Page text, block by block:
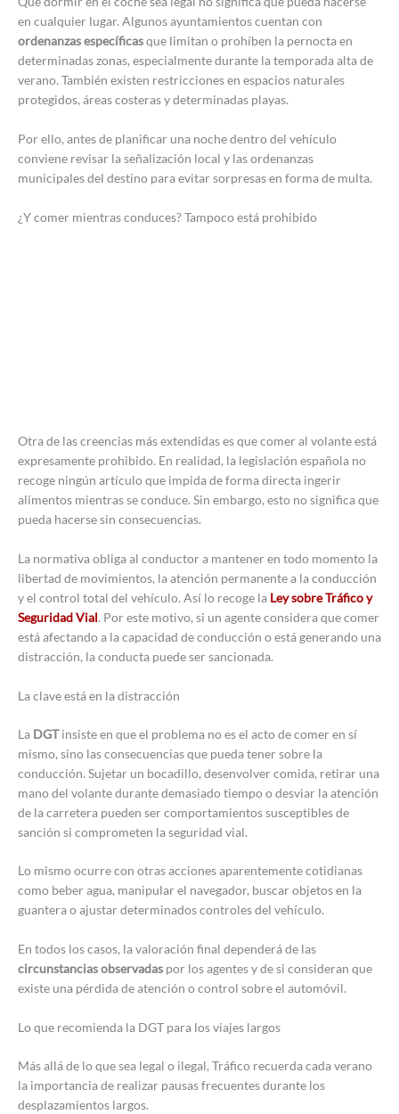
en cualquier lugar. Algunos ayuntamientos cuentan con
ordenanzas específicasque limitan o prohíben la pernocta en
determinadas zonas, especialmente durante la temporada alta de
verano. También existen restricciones en espacios naturales
protegidos, áreas costeras y determinadas playas.
Por ello, antes de planificar una noche dentro del vehículo
conviene revisar la señalización local y las ordenanzas
municipales del destino para evitar sorpresas en forma de multa.
¿Y comer mientras conduces? Tampoco está prohibido
Otra de las creencias más extendidas es que comer al volante está
expresamente prohibido. En realidad, la legislación española no
recoge ningún artículo que impida de forma directa ingerir
alimentos mientras se conduce. Sin embargo, esto no significa que
pueda hacerse sin consecuencias.
La normativa obliga al conductor a mantener en todo momento la
libertad de movimientos, la atención permanente a la conducción
y el control total del vehículo. Así lo recoge la Ley sobre Tráfico y
Seguridad Vial. Por este motivo, si un agente considera que comer
está afectando a la capacidad de conducción o está generando una
distracción, la conducta puede ser sancionada.
La clave está en la distracción
La DGTinsiste en que el problema no es el acto de comer en sí
mismo, sino las consecuencias que pueda tener sobre la
conducción. Sujetar un bocadillo, desenvolver comida, retirar una
mano del volante durante demasiado tiempo o desviar la atención
de la carretera pueden ser comportamientos susceptibles de
sanción si comprometen la seguridad vial.
Lo mismo ocurre con otras acciones aparentemente cotidianas
como beber agua, manipular el navegador, buscar objetos en la
guantera o ajustar determinados controles del vehículo.
En todos los casos, la valoración final dependerá de las
circunstancias observadas por los agentes y de si consideran que
existe una pérdida de atención o control sobre el automóvil.
Lo que recomienda la DGT para los viajes largos
Más allá de lo que sea legal o ilegal, Tráfico recuerda cada verano
la importancia de realizar pausas frecuentes durante los
desplazamientos largos.